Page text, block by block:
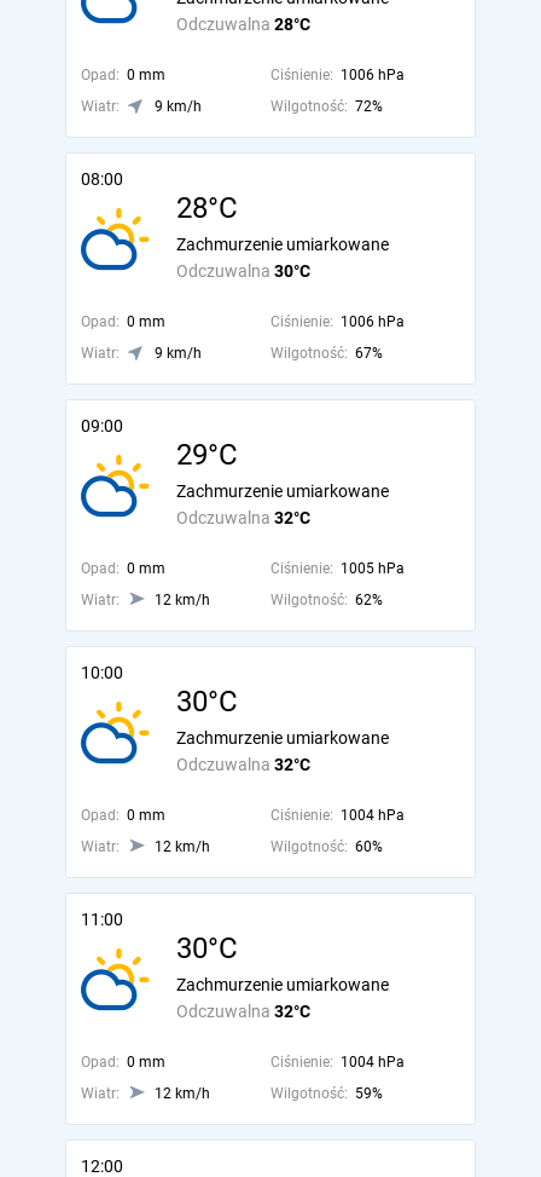
Odczuwalna 28°C
Opad: 0 mm Ciśnienie: 1006 hPa
Wiatr:
9 km/h Wilgotność: 72%
08:00
28°C
Odczuwalna 30°C
Zachmurzenie umiarkowane
Opad: 0 mm Ciśnienie: 1006 hPa
Wiatr:
9 km/h Wilgotność: 67%
09:00
29°C
Odczuwalna 32°C
Zachmurzenie umiarkowane
Opad: 0 mm Ciśnienie: 1005 hPa
Wiatr:
12 km/h Wilgotność: 62%
10:00
30°C
Odczuwalna 32°C
Zachmurzenie umiarkowane
Opad: 0 mm Ciśnienie: 1004 hPa
Wiatr:
12 km/h Wilgotność: 60%
11:00
30°C
Odczuwalna 32°C
Zachmurzenie umiarkowane
Opad: 0 mm Ciśnienie: 1004 hPa
Wiatr:
12 km/h Wilgotność: 59%
12:00